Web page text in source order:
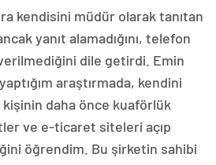
kendisini müdür olarak tanıtan
yanıt alamadığını, telefon
dile getirdi. Emin
araştırmada, kendini
daha önce kuaförlük
ve e-ticaret siteleri açıp
öğrendim. Bu şirketin sahibi